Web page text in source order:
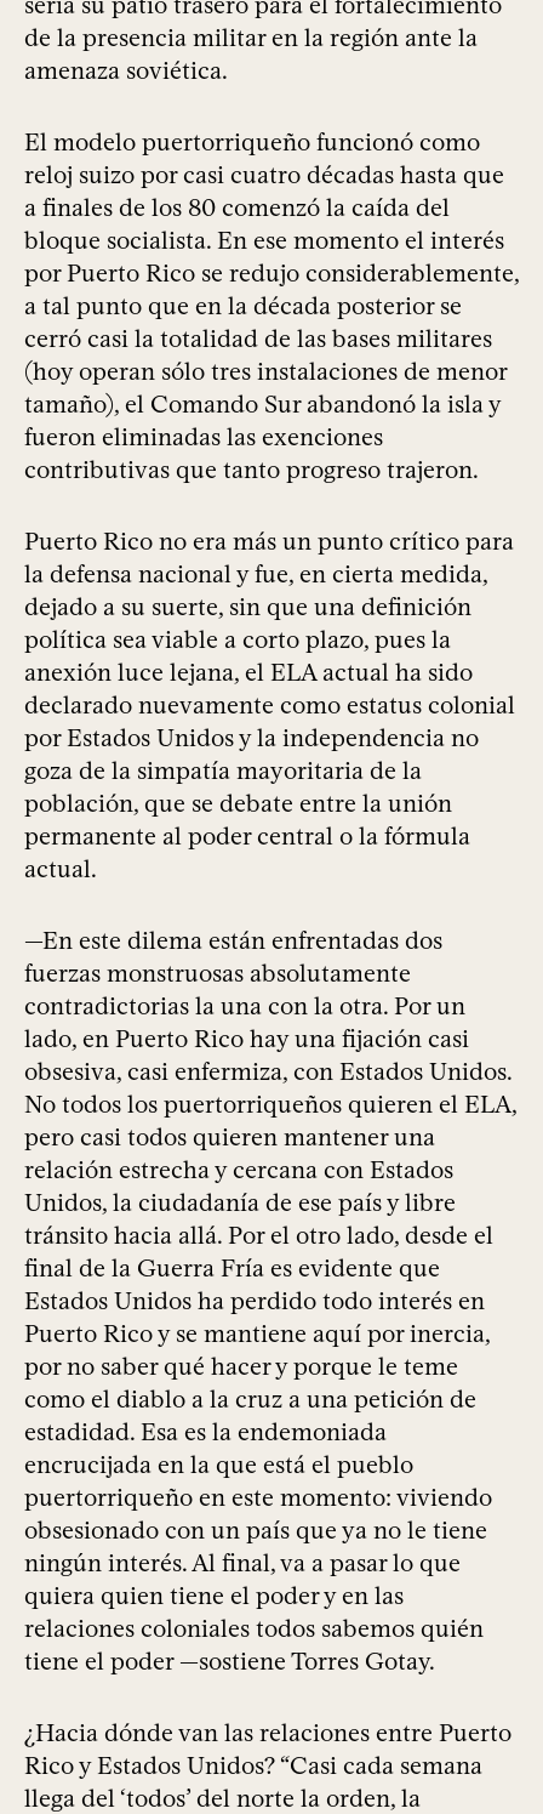
de la presencia militar en la región ante la
amenaza soviética.
El modelo puertorriqueño funcionó como
reloj suizo por casi cuatro décadas hasta que
a finales de los 80 comenzó la caída del
bloque socialista. En ese momento el interés
por Puerto Rico se redujo considerablemente,
a tal punto que en la década posterior se
cerró casi la totalidad de las bases militares
(hoy operan sólo tres instalaciones de menor
tamaño), el Comando Sur abandonó la isla y
fueron eliminadas las exenciones
contributivas que tanto progreso trajeron.
Puerto Rico no era más un punto crítico para
la defensa nacional y fue, en cierta medida,
dejado a su suerte, sin que una definición
política sea viable a corto plazo, pues la
anexión luce lejana, el ELA actual ha sido
declarado nuevamente como estatus colonial
por Estados Unidos y la independencia no
goza de la simpatía mayoritaria de la
población, que se debate entre la unión
permanente al poder central o la fórmula
actual.
—En este dilema están enfrentadas dos
fuerzas monstruosas absolutamente
contradictorias la una con la otra. Por un
lado, en Puerto Rico hay una fijación casi
obsesiva, casi enfermiza, con Estados Unidos.
No todos los puertorriqueños quieren el ELA,
pero casi todos quieren mantener una
relación estrecha y cercana con Estados
Unidos, la ciudadanía de ese país y libre
tránsito hacia allá. Por el otro lado, desde el
final de la Guerra Fría es evidente que
Estados Unidos ha perdido todo interés en
Puerto Rico y se mantiene aquí por inercia,
por no saber qué hacer y porque le teme
como el diablo a la cruz a una petición de
estadidad. Esa es la endemoniada
encrucijada en la que está el pueblo
puertorriqueño en este momento: viviendo
obsesionado con un país que ya no le tiene
ningún interés. Al final, va a pasar lo que
quiera quien tiene el poder y en las
relaciones coloniales todos sabemos quién
tiene el poder —sostiene Torres Gotay.
¿Hacia dónde van las relaciones entre Puerto
Rico y Estados Unidos? “Casi cada semana
llega del ‘todos’ del norte la orden, la